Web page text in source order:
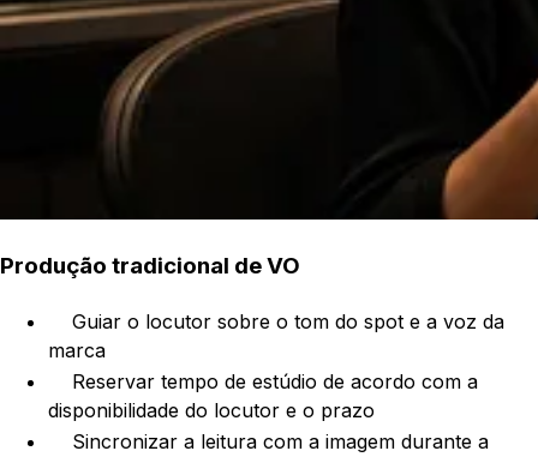
Produção tradicional de VO
Guiar o locutor sobre o tom do spot e a voz da
marca
Reservar tempo de estúdio de acordo com a
disponibilidade do locutor e o prazo
Sincronizar a leitura com a imagem durante a